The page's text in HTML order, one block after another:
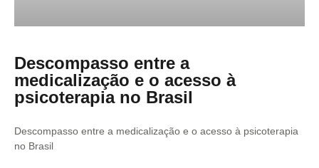
Descompasso entre a
medicalização e o acesso à
psicoterapia no Brasil
Descompasso entre a medicalização e o acesso à psicoterapia
no Brasil